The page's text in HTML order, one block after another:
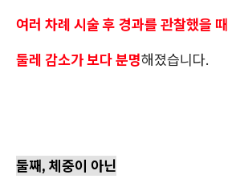
여러 차례 시술 후 경과를 관찰했을 때
둘레 감소가 보다 분명해졌습니다.
둘째, 체중이 아닌